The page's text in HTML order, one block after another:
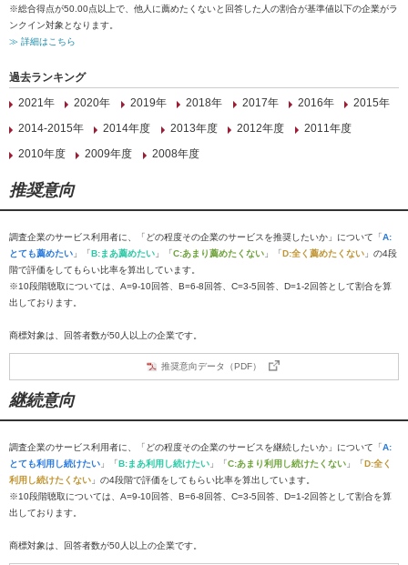
※総合得点が50.00点以上で、他人に薦めたくないと回答した人の割合が基準値以下の企業がラ
ンクイン対象となります。
≫ 詳細はこちら
過去ランキング
2021年
2020年 2019年 2018年 2017年 2016年
2015年
2014-2015年
2014年度 2013年度 2012年度
2011年度
2010年度
2009年度 2008年度
推奨意向
調査企業のサービス利用者に、「どの程度その企業のサービスを推奨したいか」について「A:
とても薦めたい 」「B:まあ薦めたい 」「C:あまり薦めたくない 」「D:全く薦めたくない 」の4段
階で評価をしてもらい比率を算出しています。
※10段階聴取については、A=9-10回答、B=6-8回答、C=3-5回答、D=1-2回答として割合を算
出しております。
商標対象は、回答者数が50人以上の企業です。
推奨意向データ（PDF）
継続意向
調査企業のサービス利用者に、「どの程度その企業のサービスを継続したいか」について「A:
とても利用し続けたい 」「B:まあ利用し続けたい 」「C:あまり利用し続けたくない 」「D:全く
利用し続けたくない 」の4段階で評価をしてもらい比率を算出しています。
※10段階聴取については、A=9-10回答、B=6-8回答、C=3-5回答、D=1-2回答として割合を算
出しております。
商標対象は、回答者数が50人以上の企業です。